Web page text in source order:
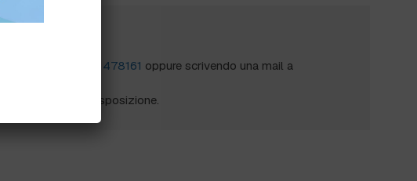
0172 478161 oppure scrivendo una mail a
siamo a disposizione.